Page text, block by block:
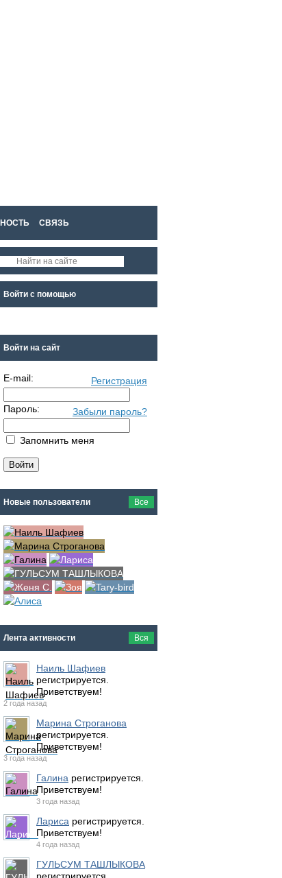
СВЯЗЬ
Войти с помощью
Войти на сайт
E-mail: Регистрация
Пароль: Забыли пароль?
Запомнить меня
Новые пользователи Все
Лента активности Вся
Наиль Шафиев
регистрируется.
Приветствуем!
2 года назад
Марина Строганова
регистрируется.
Приветствуем!
3 года назад
Галина регистрируется.
Приветствуем!
3 года назад
Лариса регистрируется.
Приветствуем!
4 года назад
ГУЛЬСУМ ТАШЛЫКОВА